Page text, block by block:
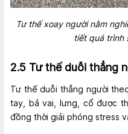
Tư thế xoay người nằm
tiết quá trình
2.5 Tư thế duỗi thẳng
Tư thế duỗi thẳng người
tay, bả vai, lưng, cổ được
đồng thời giải phóng stress